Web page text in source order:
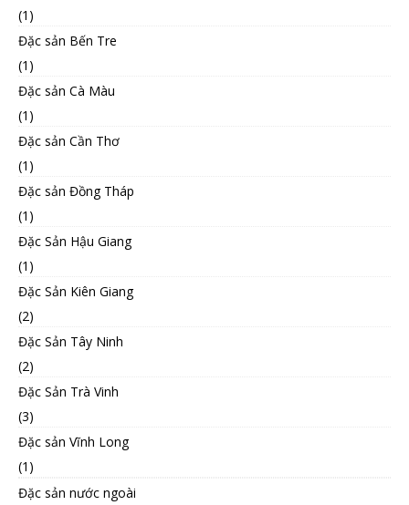
(1)
Đặc sản Bến Tre
(1)
Đặc sản Cà Màu
(1)
Đặc sản Cần Thơ
(1)
Đặc sản Đồng Tháp
(1)
Đặc Sản Hậu Giang
(1)
Đặc Sản Kiên Giang
(2)
Đặc Sản Tây Ninh
(2)
Đặc Sản Trà Vinh
(3)
Đặc sản Vĩnh Long
(1)
Đặc sản nước ngoài